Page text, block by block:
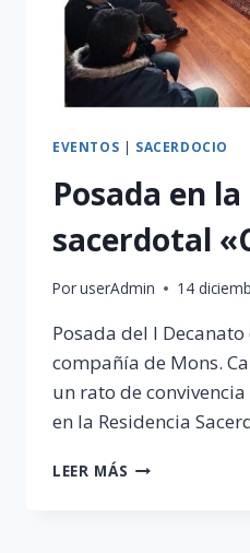
EVENTOS | SACERDOCIO
Posada en
sacerdotal
PoruserAdmin 14
Posada del I
compañía de Mons.
un rato de
en la Residencia
LEER MÁS POSADA